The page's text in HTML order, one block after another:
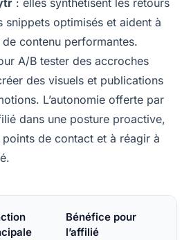
: elles synthétisent les retours
snippets optimisés et aident à
contenu performantes.
A/B tester des accroches
des visuels et publications
L’autonomie offerte par
dans une posture proactive,
de contact et à réagir à
Bénéfice pour
l’affilié